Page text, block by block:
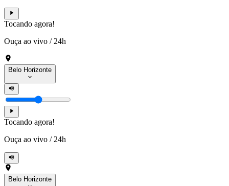
Tocando agora!
Ouça ao vivo / 24h
Belo Horizonte
Tocando agora!
Ouça ao vivo / 24h
Belo Horizonte